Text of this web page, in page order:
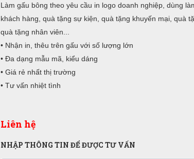
Làm gấu bông theo yêu cầu in logo doanh nghiệp, dùng
khách hàng, quà tặng sự kiện, quà tặng khuyến mại, quà
quà tặng nhân viên...
• Nhận in, thêu trên gấu với số lượng lớn
• Đa dạng mẫu mã, kiểu dáng
• Giá rẻ nhất thị trường
• Tư vấn nhiệt tình
Liên hệ
NHẬP THÔNG TIN ĐỂ ĐƯỢC TƯ VẤN